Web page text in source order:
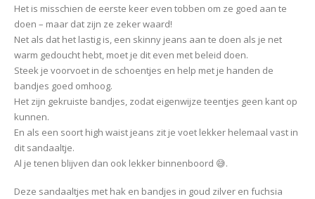
Het is misschien de eerste keer even tobben om ze goed aan te
doen – maar dat zijn ze zeker waard!
Net als dat het lastig is, een skinny jeans aan te doen als je net
warm gedoucht hebt, moet je dit even met beleid doen.
Steek je voorvoet in de schoentjes en help met je handen de
bandjes goed omhoog.
Het zijn gekruiste bandjes, zodat eigenwijze teentjes geen kant op
kunnen.
En als een soort high waist jeans zit je voet lekker helemaal vast in
dit sandaaltje.
Al je tenen blijven dan ook lekker binnenboord 😅.
Deze sandaaltjes met hak en bandjes in goud zilver en fuchsia